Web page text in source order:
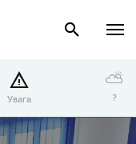
Увага
⛅
?